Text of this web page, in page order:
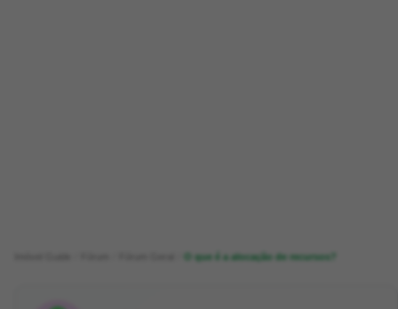
O que é a alocação de recursos?